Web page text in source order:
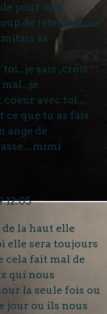
pour moi.
de tete,comme
sa
sais ,crois
avec toi.....
ce que tu as fais
ange de
12:05
la haut elle
elle sera toujours
cela fait mal de
qui nous
la seule fois ou
jour ou ils nous